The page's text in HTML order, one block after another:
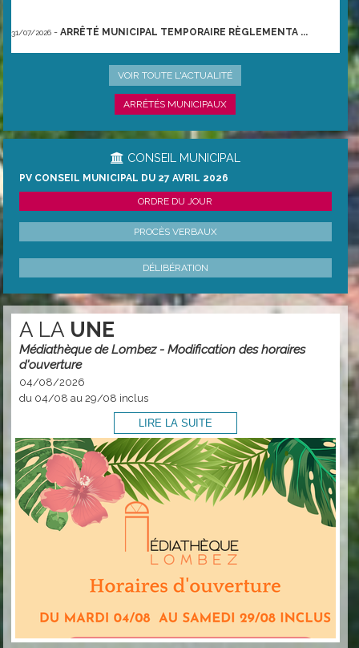
ARRÊTÉ MUNICIPAL TEMPORAIRE RÈGLEMENTA ...
ARRÊTÉ PRÉFECTORAL DU 21/06/2026 TEMPO ...
VOIR TOUTE L'ACTUALITÉ
ARRÊTÉS MUNICIPAUX
CONSEIL MUNICIPAL
PV CONSEIL MUNICIPAL DU 27 AVRIL 2026
ORDRE DU JOUR
PROCÈS VERBAUX
DÉLIBÉRATION
A LA UNE
Médiathèque de Lombez - Modification des horaires
d'ouverture
04/08/2026
du 04/08 au 29/08 inclus